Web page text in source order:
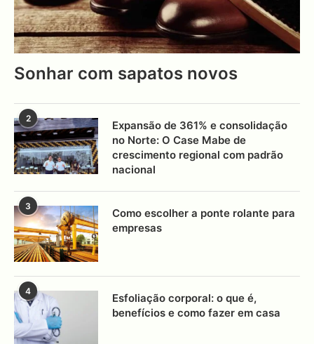
Sonhar com sapatos novos
2
Expansão de 361% e consolidação
no Norte: O Case Mabe de
crescimento regional com padrão
nacional
3
Como escolher a ponte rolante para
empresas
4
Esfoliação corporal: o que é,
benefícios e como fazer em casa